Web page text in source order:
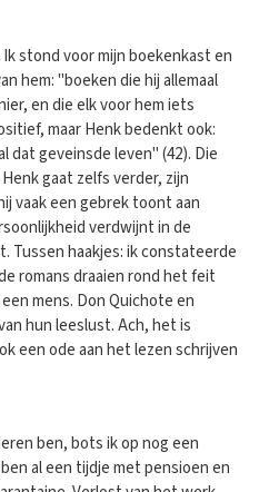
stond voor mijn boekenkast en
hem: "boeken die hij allemaal
en die elk voor hem iets
maar Henk bedenkt ook:
dat geveinsde leven" (42). Die
gaat zelfs verder, zijn
vaak een gebrek toont aan
verdwijnt in de
Tussen haakjes: ik constateerde
romans draaien rond het feit
mens. Don Quichote en
hun leeslust. Ach, het is
een ode aan het lezen schrijven
ben, bots ik op nog een
al een tijdje met pensioen en